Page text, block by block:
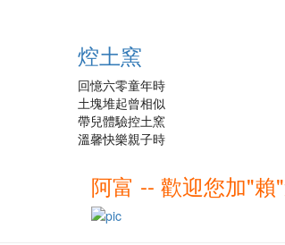
焢土窯
回憶六零童年時
土塊堆起曾相似
帶兒體驗控土窯
溫馨快樂親子時
阿富 -- 歡迎您加"賴